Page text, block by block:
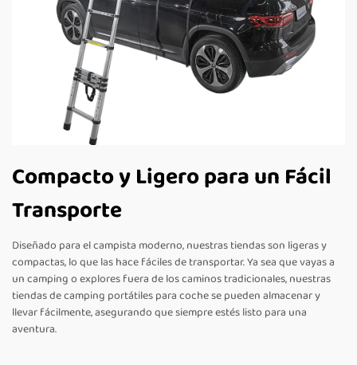
Compacto y Ligero para un Fácil
Transporte
Diseñado para el campista moderno, nuestras tiendas son ligeras y
compactas, lo que las hace fáciles de transportar. Ya sea que vayas a
un camping o explores fuera de los caminos tradicionales, nuestras
tiendas de camping portátiles para coche se pueden almacenar y
llevar fácilmente, asegurando que siempre estés listo para una
aventura.